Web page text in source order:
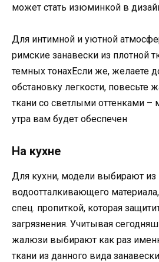
может стать изюминкой в
Для интимной и уютной
римские занавески из плотной
темных тонахЕсли же, желаете
обстановку легкости, повесьте
ткани со светлыми оттенками –
утра вам будет обеспечен
На кухне
Для кухни, модели выбирают из
водоотталкивающего
спец. пропиткой, которая
загрязнения. Учитывая
жалюзи выбирают как раз
ткани из данного вида